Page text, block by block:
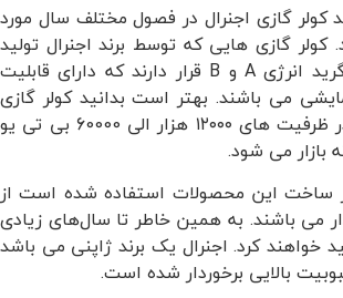
کولر گازی اجنرال در فصول مختلف سال مورد
کولر گازی هایی که توسط برند اجنرال تولید
می‌شوند معمولاً در گرید انرژی A و B قرار دارند که دارای قابلیت
می باشند. بهتر است بدانید کولر گازی
های اجنرال معمولاً در ظرفیت های ۱۲۰۰۰ هزار الی 60000 بی تی یو
بازار می شود.
ساخت این محصولات استفاده شده است از
می باشند. به همین خاطر تا سال‌های زیادی
خواهند کرد. اجنرال یک برند ژاپنی می باشد
بالایی برخوردار شده است.